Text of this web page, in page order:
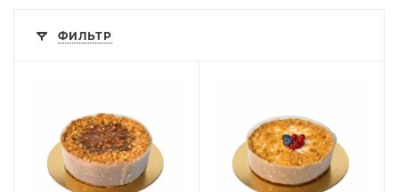
ФИЛЬТР